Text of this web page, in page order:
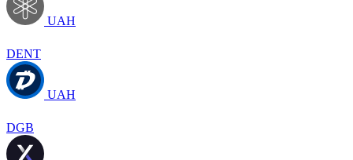
UAH
DENT
UAH
DGB